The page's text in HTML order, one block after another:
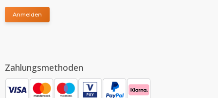
Anmelden
Zahlungsmethoden